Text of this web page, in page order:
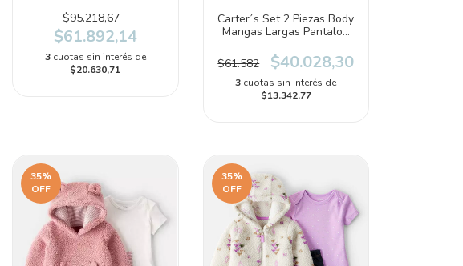
$95.218,67
$61.892,14
3 cuotas sin interés de
$20.630,71
Carter´s Set 2 Piezas Body
Mangas Largas Pantalon
$61.582
$40.028,30
3 cuotas sin interés de
$13.342,77
35%
OFF
35%
OFF